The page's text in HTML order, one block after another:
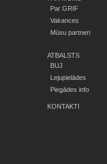
Par GRIF
Vakances
Mūsu partneri
ATBALSTS
BUJ
Lejupielādes
Piegādes info
KONTAKTI